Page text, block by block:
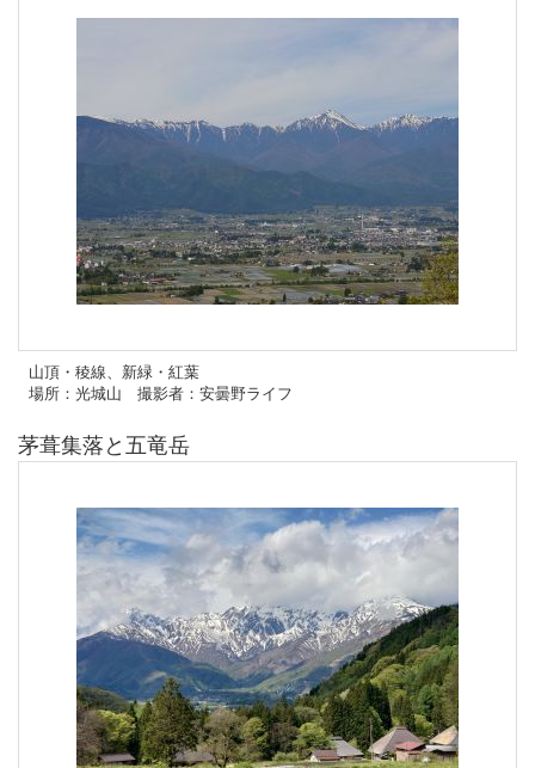
山頂・稜線、新緑・紅葉
場所：光城山 撮影者：安曇野ライフ
茅葺集落と五竜岳